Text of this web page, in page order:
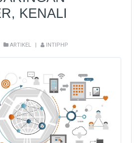
KENALI
ARTIKEL | INTIPHP